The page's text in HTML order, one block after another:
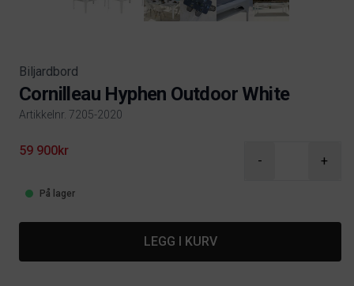
Biljardbord
Cornilleau Hyphen Outdoor White
Artikkelnr. 7205-2020
Product information
59 900kr
- +
På lager
LEGG I KURV